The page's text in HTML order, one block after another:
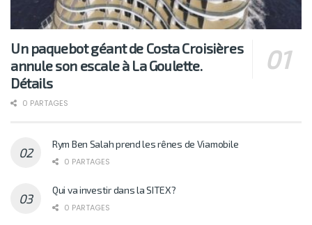
Un paquebot géant de Costa Croisières
annule son escale à La Goulette.
Détails
0 PARTAGES
Rym Ben Salah prend les rênes de Viamobile
0 PARTAGES
Qui va investir dans la SITEX?
0 PARTAGES